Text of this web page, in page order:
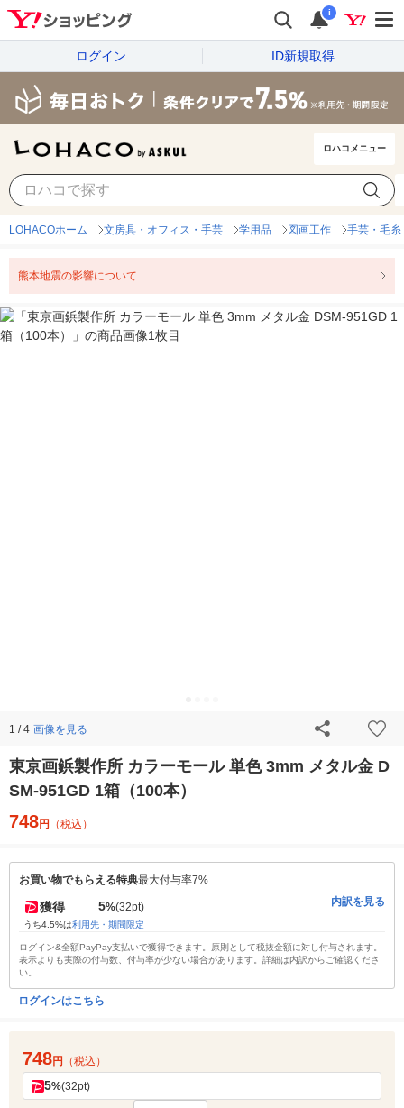
i
ログイン ID新規取得
ロハコメニュー
LOHACOホーム 文房具・オフィス・手芸 学用品 図画工作 手芸・毛糸
熊本地震の影響について
1 / 4 画像を見る
東京画鋲製作所 カラーモール 単色 3mm メタル金 D
SM-951GD 1箱（100本）
748円 （税込）
お買い物でもらえる特典最大付与率7%
獲得 5%(32pt)
うち4.5%は利用先・期間限定
内訳を見る
ログイン&全額PayPay支払いで獲得できます。原則として税抜金額に対し付与されます。
表示よりも実際の付与数、付与率が少ない場合があります。詳細は内訳からご確認くださ
い。
ログインはこちら
748円 （税込）
5%(32pt)